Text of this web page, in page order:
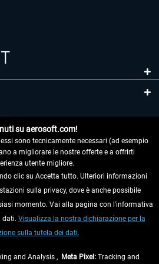
su aerosoft.com!
sono tecnicamente necessari (ad esempio
a migliorare le nostre offerte e a offrirti
utente migliore.
clic su Accetta tutto. Ulteriori informazioni
sulla privacy, dove è anche possibile
momento. Vai alla pagina con l'informativa
dati. Visualizza la nostra dichiarazione per la
sulla tutela dei dati.
and Analysis , Meta Pixel: Tracking and